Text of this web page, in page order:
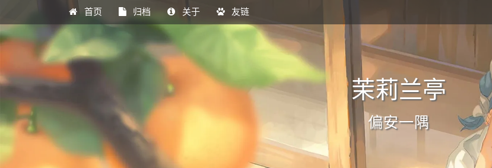
首页 归档 关于 友链
茉莉兰亭
偏安一隅